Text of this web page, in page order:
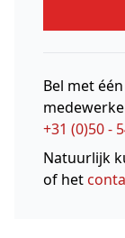
Bel met
+31 (0)50 -
Natuurlijk
of het